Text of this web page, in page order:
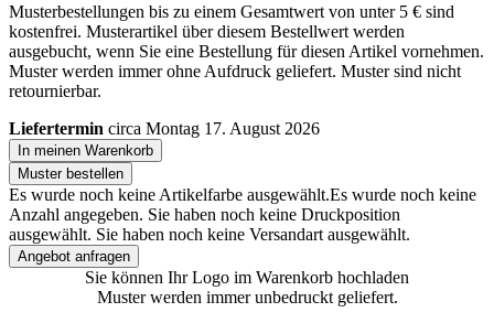
Musterbestellungen bis zu einem Gesamtwert von unter 5 € sind
kostenfrei. Musterartikel über diesem Bestellwert werden
ausgebucht, wenn Sie eine Bestellung für diesen Artikel vornehmen.
Muster werden immer ohne Aufdruck geliefert. Muster sind nicht
retournierbar.
Liefertermin circa Montag 17. August 2026
In meinen Warenkorb
Muster bestellen
Es wurde noch keine Artikelfarbe ausgewählt.Es wurde noch keine
Anzahl angegeben. Sie haben noch keine Druckposition
ausgewählt. Sie haben noch keine Versandart ausgewählt.
Angebot anfragen
Sie können Ihr Logo im Warenkorb hochladen
Muster werden immer unbedruckt geliefert.